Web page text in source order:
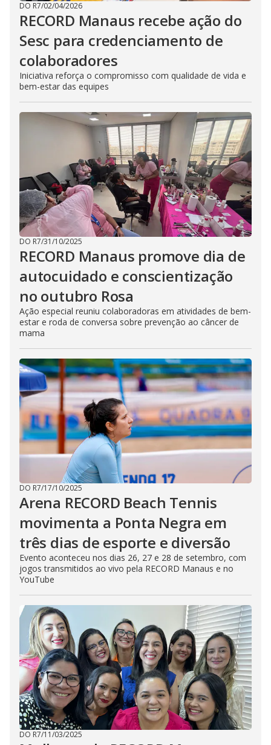
DO R7/02/04/2026
RECORD Manaus recebe ação do
Sesc para credenciamento de
colaboradores
Iniciativa reforça o compromisso com qualidade de vida e
bem-estar das equipes
DO R7/31/10/2025
RECORD Manaus promove dia de
autocuidado e conscientização
no outubro Rosa
Ação especial reuniu colaboradoras em atividades de bem-
estar e roda de conversa sobre prevenção ao câncer de
mama
DO R7/17/10/2025
Arena RECORD Beach Tennis
movimenta a Ponta Negra em
três dias de esporte e diversão
Evento aconteceu nos dias 26, 27 e 28 de setembro, com
jogos transmitidos ao vivo pela RECORD Manaus e no
YouTube
DO R7/11/03/2025